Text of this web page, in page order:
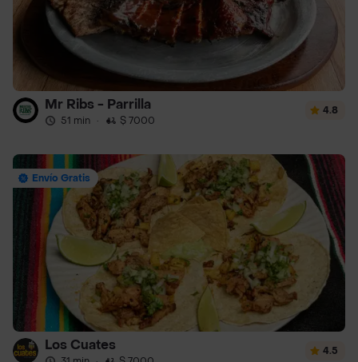
Mr Ribs - Parrilla
51 min · $ 7000
4.8
Envío Gratis
Los Cuates 4.5